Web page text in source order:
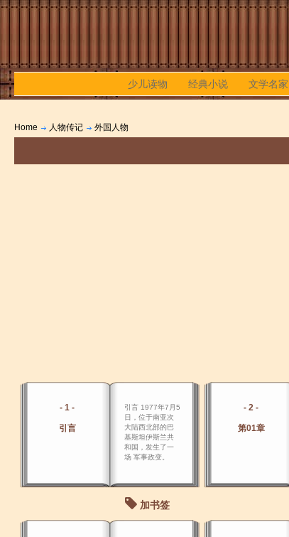
少儿读物 经典小说 文学名家
Home 人物传记 外国人物
- 1 -
引言
引言 1977年7月5
日，位于南亚次
大陆西北部的巴
基斯坦伊斯兰共
和国，发生了一
场 军事政变。
加书签
- 2 -
第01章